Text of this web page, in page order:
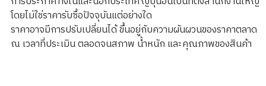
โดยไม่ใช่ราคารับซื้อปัจจุบันแต่อย่างใด
ราคาอาจมีการปรับเปลี่ยนได้ ขึ้นอยู่กับความผันผวนของราคาตลาด
ณ เวลาที่ประเมิน ตลอดจนสภาพ น้ำหนัก และคุณภาพของสินค้า